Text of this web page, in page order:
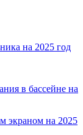
на 2025 год
в бассейне на
экраном на 2025